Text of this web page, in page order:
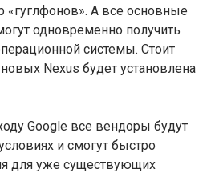
А все основные
одновременно получить
системы. Стоит
Nexus будет установлена
Google все вендоры будут
и смогут быстро
для уже существующих